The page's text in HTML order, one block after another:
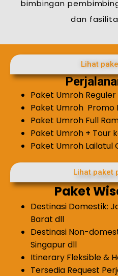
bimbingan
dan
Lihat
Paket Umroh Reguler
Paket Umroh Promo
Paket Umroh Full
Paket Umroh + Tour
Paket Umroh Lailatul
Lihat paket
Paket
Destinasi Domestik:
Barat dll
Destinasi Non-
Singapur dll
Itinerary Fleksible &
Tersedia Request